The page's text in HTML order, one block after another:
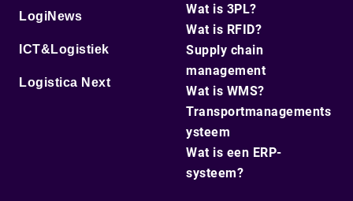
LogiNews
ICT&Logistiek
Logistica Next
Wat is 3PL?
Wat is RFID?
Supply chain
management
Wat is WMS?
Transportmanagements
ysteem
Wat is een ERP-
systeem?